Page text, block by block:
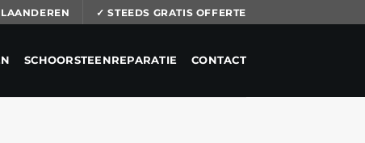
✓ STEEDS GRATIS OFFERTE
SCHOORSTEENREPARATIE CONTACT